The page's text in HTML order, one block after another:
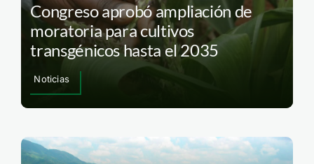
Congreso aprobó ampliación de
moratoria para cultivos
transgénicos hasta el 2035
Noticias